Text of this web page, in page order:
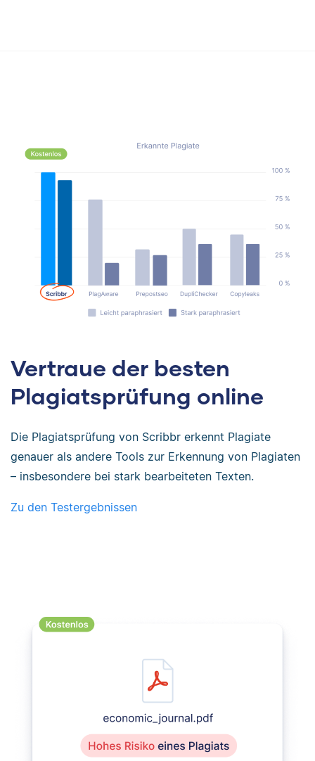
Vertraue der besten
Plagiatsprüfung online
Die Plagiatsprüfung von Scribbr erkennt Plagiate
genauer als andere Tools zur Erkennung von Plagiaten
– insbesondere bei stark bearbeiteten Texten.
Zu den Testergebnissen